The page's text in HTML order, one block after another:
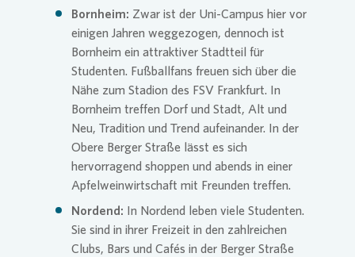
Bornheim: Zwar ist der Uni-Campus hier vor
einigen Jahren weggezogen, dennoch ist
Bornheim ein attraktiver Stadtteil für
Studenten. Fußballfans freuen sich über die
Nähe zum Stadion des FSV Frankfurt. In
Bornheim treffen Dorf und Stadt, Alt und
Neu, Tradition und Trend aufeinander. In der
Obere Berger Straße lässt es sich
hervorragend shoppen und abends in einer
Apfelweinwirtschaft mit Freunden treffen.
Nordend: In Nordend leben viele Studenten.
Sie sind in ihrer Freizeit in den zahlreichen
Clubs, Bars und Cafés in der Berger Straße